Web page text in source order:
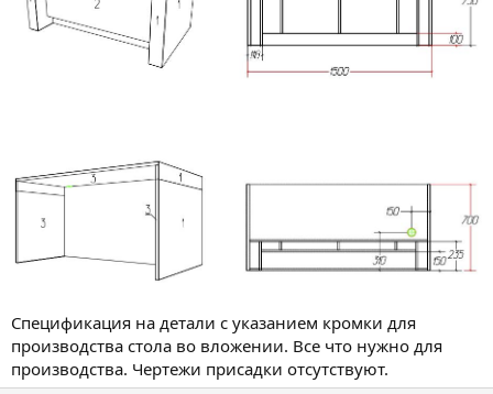
н
и
Спецификация на детали с указанием кромки для
производства стола во вложении. Все что нужно для
производства. Чертежи присадки отсутствуют.